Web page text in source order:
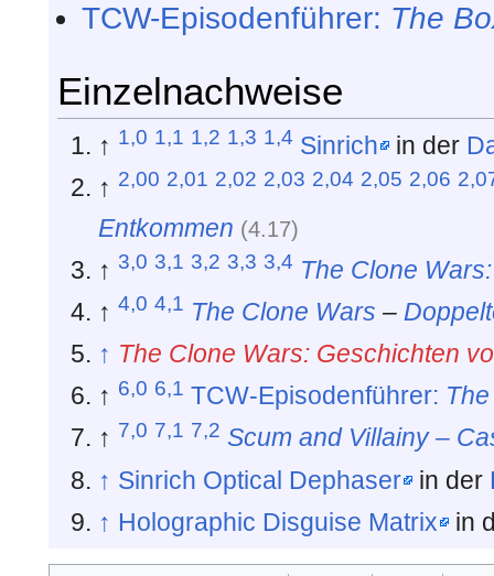
TCW-Episodenführer: The
Einzelnachweise
↑ 1,0 1,1 1,2 1,3 1,4 Sinrich in der
↑ 2,00 2,01 2,02 2,03 2,04 2,05 2,06
Entkommen (4.17)
↑ 3,0 3,1 3,2 3,3 3,4 The Clone
↑4,0 4,1 The Clone Wars –
↑ The Clone Wars: Geschichten
↑ 6,0 6,1 TCW-Episodenführer:
↑ 7,0 7,1 7,2 Scum and Villainy –
↑ Sinrich Optical Dephaser in der
↑ Holographic Disguise Matrix in